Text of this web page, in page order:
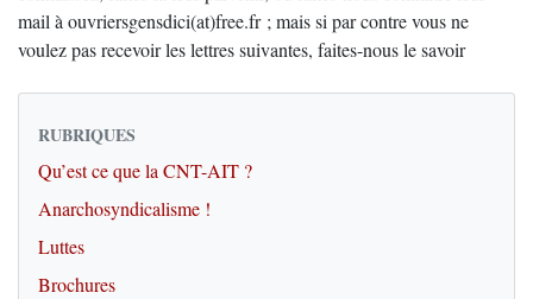
mail à ouvriersgensdici(at)free.fr ; mais si par contre vous ne
voulez pas recevoir les lettres suivantes, faites-nous le savoir
RUBRIQUES
Qu’est ce que la CNT-AIT ?
Anarchosyndicalisme !
Luttes
Brochures